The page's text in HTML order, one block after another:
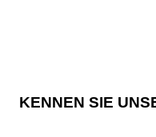
KENNEN SIE